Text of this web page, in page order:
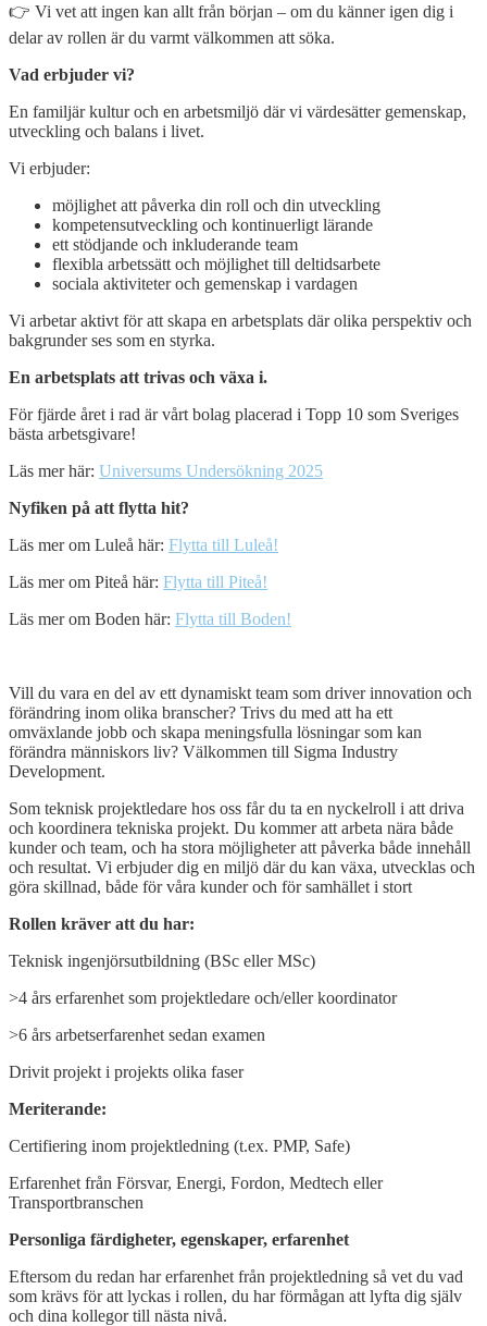
👉 Vi vet att ingen kan allt från början – om du känner igen dig i
delar av rollen är du varmt välkommen att söka.
Vad erbjuder vi?
En familjär kultur och en arbetsmiljö där vi värdesätter gemenskap,
utveckling och balans i livet.
Vi erbjuder:
möjlighet att påverka din roll och din utveckling
kompetensutveckling och kontinuerligt lärande
ett stödjande och inkluderande team
flexibla arbetssätt och möjlighet till deltidsarbete
sociala aktiviteter och gemenskap i vardagen
Vi arbetar aktivt för att skapa en arbetsplats där olika perspektiv och
bakgrunder ses som en styrka.
En arbetsplats att trivas och växa i.
För fjärde året i rad är vårt bolag placerad i Topp 10 som Sveriges
bästa arbetsgivare!
Läs mer här: Universums Undersökning 2025
Nyfiken på att flytta hit?
Läs mer om Luleå här: Flytta till Luleå!
Läs mer om Piteå här: Flytta till Piteå!
Läs mer om Boden här: Flytta till Boden!
Vill du vara en del av ett dynamiskt team som driver innovation och
förändring inom olika branscher? Trivs du med att ha ett
omväxlande jobb och skapa meningsfulla lösningar som kan
förändra människors liv? Välkommen till Sigma Industry
Development.
Som teknisk projektledare hos oss får du ta en nyckelroll i att driva
och koordinera tekniska projekt. Du kommer att arbeta nära både
kunder och team, och ha stora möjligheter att påverka både innehåll
och resultat. Vi erbjuder dig en miljö där du kan växa, utvecklas och
göra skillnad, både för våra kunder och för samhället i stort
Rollen kräver att du har:
Teknisk ingenjörsutbildning (BSc eller MSc)
>4 års erfarenhet som projektledare och/eller koordinator
>6 års arbetserfarenhet sedan examen
Drivit projekt i projekts olika faser
Meriterande:
Certifiering inom projektledning (t.ex. PMP, Safe)
Erfarenhet från Försvar, Energi, Fordon, Medtech eller
Transportbranschen
Personliga färdigheter, egenskaper, erfarenhet
Eftersom du redan har erfarenhet från projektledning så vet du vad
som krävs för att lyckas i rollen, du har förmågan att lyfta dig själv
och dina kollegor till nästa nivå.